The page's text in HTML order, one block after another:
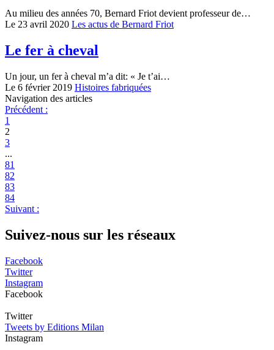
Au milieu des années 70, Bernard Friot devient professeur de…
Le 23 avril 2020 Les actus de Bernard Friot
Le fer à cheval
Un jour, un fer à cheval m’a dit: « Je t’ai…
Le 6 février 2019 Histoires fabriquées
Navigation des articles
Précédent :
1
2
3
...
81
82
83
84
Suivant :
Suivez-nous sur les réseaux
Facebook
Twitter
Instagram
Facebook
Twitter
Tweets by Editions Milan
Instagram